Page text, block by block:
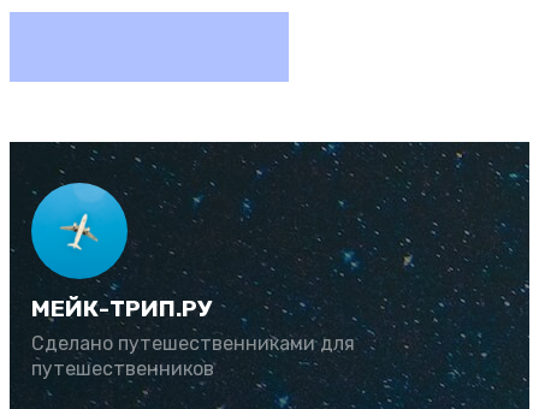
МЕЙК-ТРИП.РУ
Сделано путешественниками для
путешественников